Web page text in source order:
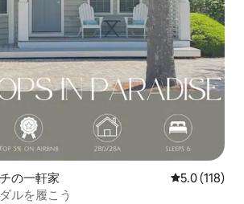
の一軒家 レビュー118
5.0 (118)
ルを履こう